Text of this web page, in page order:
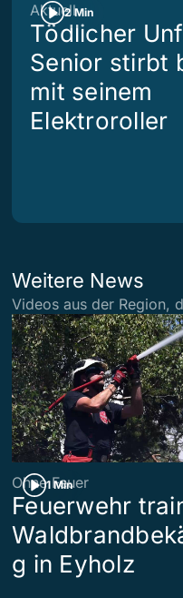
2 Min
Aktuell
Tödlicher
Senior stirbt
mit seinem
Elektroroller
Weitere News
Videos aus der Region,
1 Min
Ohne Feuer
Feuerwehr
g in Eyholz